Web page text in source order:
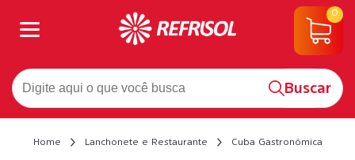
Buscar
0
Home Lanchonete e Restaurante Cuba Gastronômica